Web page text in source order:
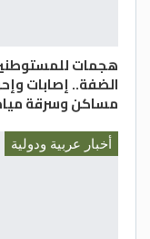
هجمات
الضفة.. إصابات
مساكن وسرقة
أخبار عربية ودولية